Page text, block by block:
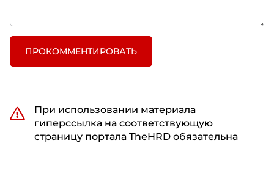
ПРОКОММЕНТИРОВАТЬ
При использовании материала
гиперссылка на соответствующую
страницу портала TheHRD обязательна